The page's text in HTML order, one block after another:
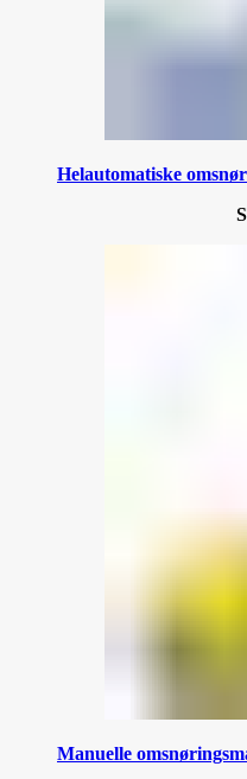
Helautomatiske
Manuelle